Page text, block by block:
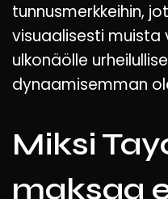
tunnusmerkkeihin,
visuaalisesti
ulkonäölle
dynaamisemman
Miksi
maksaa